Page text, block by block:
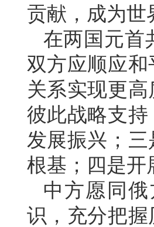
贡献，成为世
在两国元首
双方应顺应
关系实现更
彼此战略支
发展振兴；
根基；四是开
中方愿同
识，充分把